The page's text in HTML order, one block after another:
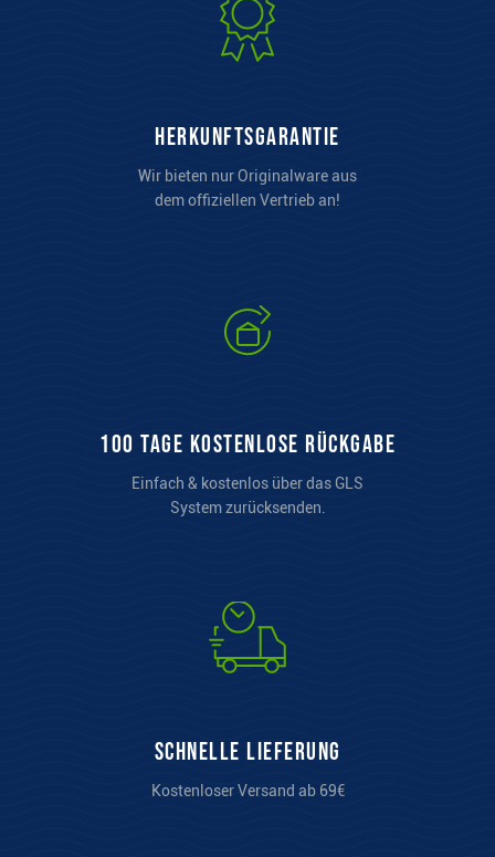
Herkunftsgarantie
Wir bieten nur Originalware aus
dem offiziellen Vertrieb an!
100 Tage kostenlose Rückgabe
Einfach & kostenlos über das GLS
System zurücksenden.
Schnelle Lieferung
Kostenloser Versand ab 69€